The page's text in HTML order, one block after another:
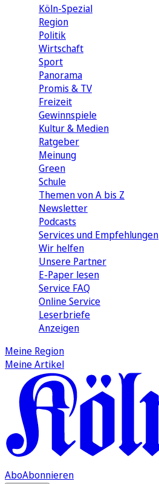
Köln-Spezial
Region
Politik
Wirtschaft
Sport
Panorama
Promis & TV
Freizeit
Gewinnspiele
Kultur & Medien
Ratgeber
Meinung
Green
Schule
Themen von A bis Z
Newsletter
Podcasts
Services und Empfehlungen
Wir helfen
Unsere Partner
E-Paper lesen
Service FAQ
Online Service
Leserbriefe
Anzeigen
Meine Region
Meine Artikel
AboAbonnieren